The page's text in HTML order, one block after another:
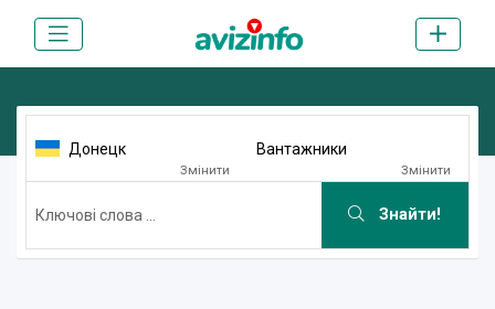
Донецк
Змінити
Вантажники
Змінити
Знайти!